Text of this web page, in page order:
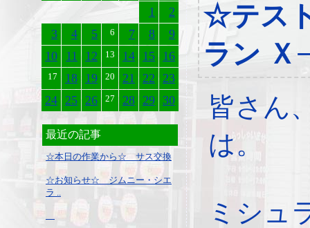
1
2
3
4 5 6 7 8
9
10
11 12 13 14 15 16
17 18 19 20 21 22 23
24 25 26 27 28 29 30
最近の記事
☆本日の作業から☆ サス交換
☆お知らせ☆ ジムニー・シエ
ラ ..
☆テス
ラン Ｘ
皆さん
は。
ミシュ